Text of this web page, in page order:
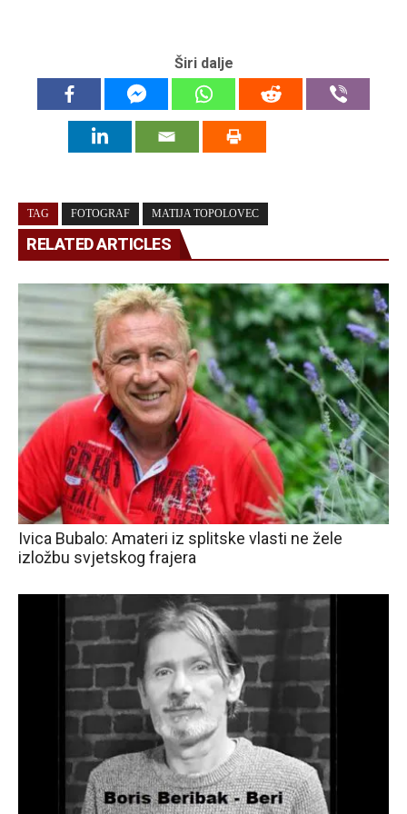
Širi dalje
TAG FOTOGRAF MATIJA TOPOLOVEC
RELATED ARTICLES
Ivica Bubalo: Amateri iz splitske vlasti ne žele
izložbu svjetskog frajera